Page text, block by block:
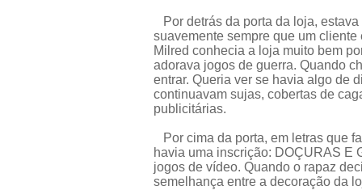
Por detrás da porta da loja,
suavemente sempre que um
Milred conhecia a loja muito bem
adorava jogos de guerra. Quando
entrar. Queria ver se havia algo de
continuavam sujas, cobertas de
publicitárias.
Por cima da porta, em letras que
havia uma inscrição: DOÇURAS E
jogos de vídeo. Quando o rapaz
semelhança entre a decoração da